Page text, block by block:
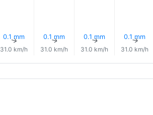
0.1 mm
↑
31.0 km/h
0.1 mm
↑
31.0 km/h
0.1 mm
↑
31.0 km/h
0.1 mm
↑
31.0 km/h